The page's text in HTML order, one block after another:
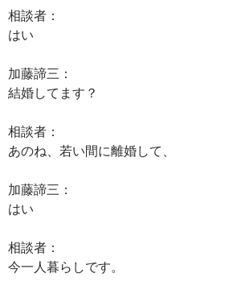
相談者：
はい
加藤諦三：
結婚してます？
相談者：
あのね、若い間に離婚して、
加藤諦三：
はい
相談者：
今一人暮らしです。